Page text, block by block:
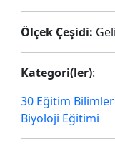
Ölçek Çeşidi:
Kategori(ler):
30 Eğitim
Biyoloji Eğitimi